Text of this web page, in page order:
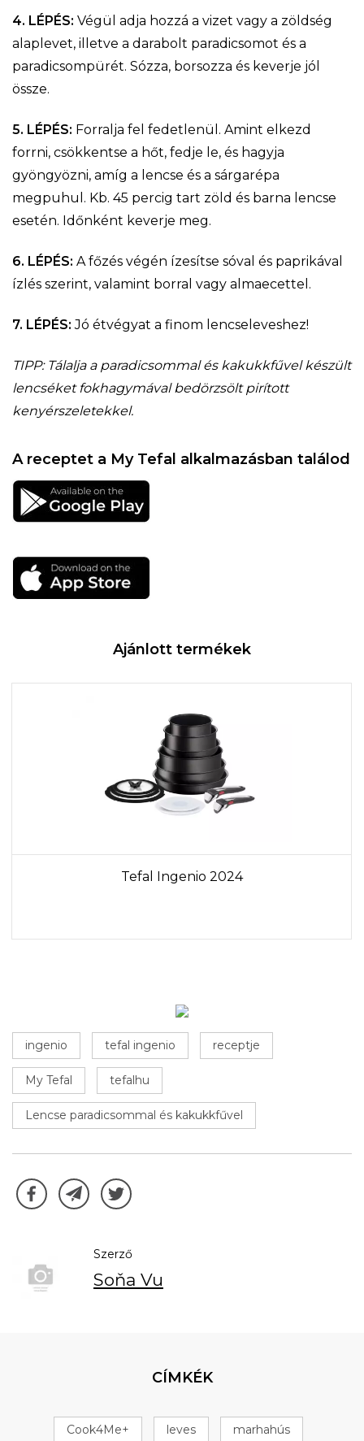
4. LÉPÉS: Végül adja hozzá a vizet vagy a zöldség
alaplevet, illetve a darabolt paradicsomot és a
paradicsompürét. Sózza, borsozza és keverje jól
össze.
5. LÉPÉS: Forralja fel fedetlenül. Amint elkezd
forrni, csökkentse a hőt, fedje le, és hagyja
gyöngyözni, amíg a lencse és a sárgarépa
megpuhul. Kb. 45 percig tart zöld és barna lencse
esetén. Időnként keverje meg.
6. LÉPÉS: A főzés végén ízesítse sóval és paprikával
ízlés szerint, valamint borral vagy almaecettel.
7. LÉPÉS:Jó étvégyat a finom lencseleveshez!
TIPP: Tálalja a paradicsommal és kakukkfűvel készült
lencséket fokhagymával bedörzsölt pirított
kenyérszeletekkel.
A receptet a My Tefal alkalmazásban találod
Ajánlott termékek
Tefal Ingenio 2024
ingenio tefal ingenio receptje
My Tefal tefalhu
Lencse paradicsommal és kakukkfűvel
Szerző
Soňa Vu
CÍMKÉK
Cook4Me+ leves marhahús